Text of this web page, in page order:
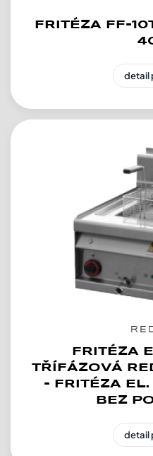
FRITÉZA FF-
detail
FRITÉZA
TŘÍFÁZOVÁ
- FRITÉZA
BEZ
detail